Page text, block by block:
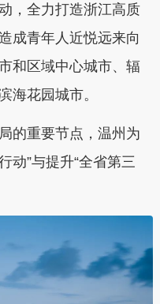
，全力打造浙江高质
成青年人近悦远来向
和区域中心城市、辐
海花园城市。
的重要节点，温州为
动”与提升“全省第三